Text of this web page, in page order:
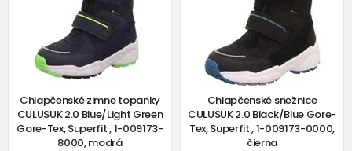
Chlapčenské zimne topanky
CULUSUK 2.0 Blue/Light Green
Gore-Tex, Superfit , 1-009173-
8000, modrá
Chlapčenské snežnice
CULUSUK 2.0 Black/Blue Gore-
Tex, Superfit , 1-009173-0000,
čierna